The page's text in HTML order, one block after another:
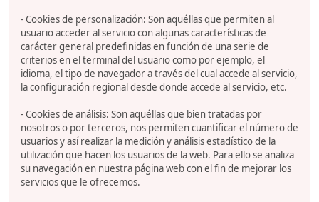
- Cookies de personalización: Son aquéllas que permiten al
usuario acceder al servicio con algunas características de
carácter general predefinidas en función de una serie de
criterios en el terminal del usuario como por ejemplo, el
idioma, el tipo de navegador a través del cual accede al servicio,
la configuración regional desde donde accede al servicio, etc.
- Cookies de análisis: Son aquéllas que bien tratadas por
nosotros o por terceros, nos permiten cuantificar el número de
usuarios y así realizar la medición y análisis estadístico de la
utilización que hacen los usuarios de la web. Para ello se analiza
su navegación en nuestra página web con el fin de mejorar los
servicios que le ofrecemos.